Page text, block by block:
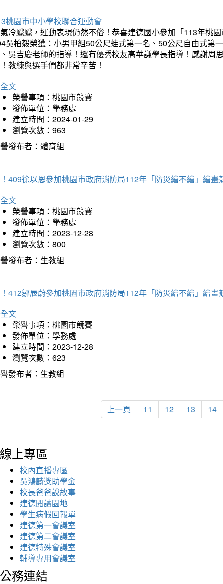
桃園市中小學校聯合運動會
冷颼颼，運動表現仍然不俗！恭喜建德國小參加「113年桃
吳柏毅榮獲：小男甲組50公尺蛙式第一名、50公尺自由式第
吳吉慶老師的指導！還有優秀校友高華謙學長指導！感謝周
教練與選手們都非常辛苦！
文
榮譽事項：桃園市競賽
發佈單位：學務處
建立時間：2024-01-29
瀏覽次數：963
發布者：體育組
409徐以恩參加桃園市政府消防局112年「防災繪不繪」繪畫
文
榮譽事項：桃園市競賽
發佈單位：學務處
建立時間：2023-12-28
瀏覽次數：800
發布者：生教組
412鄒辰蔚參加桃園市政府消防局112年「防災繪不繪」繪畫
文
榮譽事項：桃園市競賽
發佈單位：學務處
建立時間：2023-12-28
瀏覽次數：623
發布者：生教組
上一頁 11 12 13 14
線上專區
校內直播專區
吳鴻麟獎助學金
校長爸爸說故事
建德閱讀園地
學生病假回報單
建德第一會議室
建德第二會議室
建德特殊會議室
輔導專用會議室
公務連結